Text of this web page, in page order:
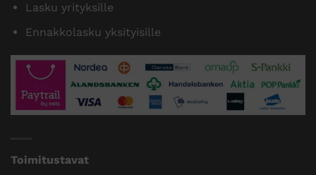
Lasku yrityksille
Ennakkolasku yksityisille
Toimitustavat